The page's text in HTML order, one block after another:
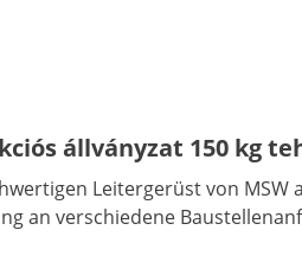
állványzat 150 kg
Leitergerüst von
an verschiedene